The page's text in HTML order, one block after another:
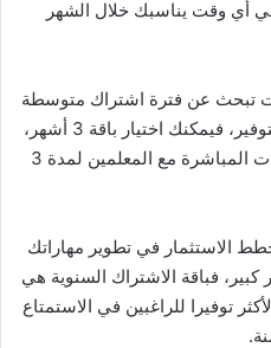
أي وقت يناسبك خلال الشهر
تبحث عن فترة اشتراك متوسطة
توازن فيها بين مدة الكورس مع التوفير، فيمكنك اختيار باقة 3 أشهر،
حيث تتيح لك الوصول إلى الجلسات المباشرة مع المعلمين لمدة 3
الاستثمار في تطوير مهاراتك
فباقة الاشتراك السنوية هي
توفيرا للراغبين في الاستمتاع